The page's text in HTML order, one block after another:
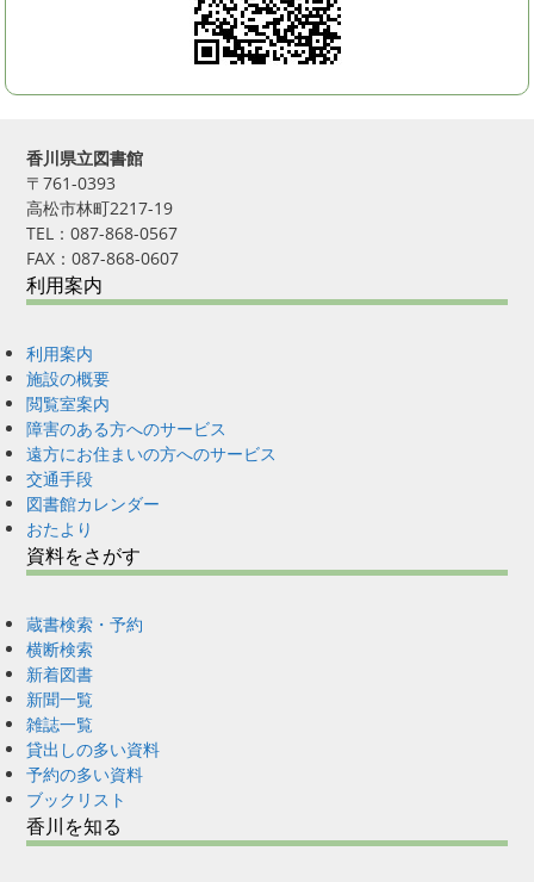
香川県立図書館
〒761-0393
高松市林町2217-19
TEL：087-868-0567
FAX：087-868-0607
利用案内
利用案内
施設の概要
閲覧室案内
障害のある方へのサービス
遠方にお住まいの方へのサービス
交通手段
図書館カレンダー
おたより
資料をさがす
蔵書検索・予約
横断検索
新着図書
新聞一覧
雑誌一覧
貸出しの多い資料
予約の多い資料
ブックリスト
香川を知る